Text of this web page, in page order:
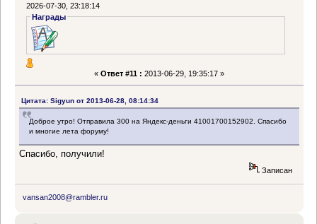
2026-07-30, 23:18:14
Награды
« Ответ #11 : 2013-06-29, 19:35:17 »
Цитата: Sigyun от 2013-06-28, 08:14:34
Доброе утро! Отправила 300 на Яндекс-деньги 41001700152902. Спасибо
и многие лета форуму!
Спасибо, получили!
Записан
vansan2008@rambler.ru